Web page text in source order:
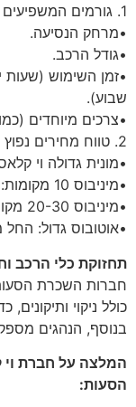
1. גורמים המשפיעים על המחיר
•מרחק הנסיעה.
•גודל הרכב.
•זמן השימוש (שעות
שבוע).
•צרכים מיוחדים
2. טווח מחירים נפוץ
•מונית גדולה וי קלאס: החל מ-
•מיניבוס 10 מקומות: החל מ-800 ₪ ליום.
•מיניבוס 20-30 מקומות: החל מ-1,200 ₪ ליום.
•אוטובוס גדול: החל מ-1,500 ₪
תחזוקת כלי הרכב
חברות השכרת
כולל ניקוי
בנוסף, הנהגים
המלצה על חברת
הסעות: